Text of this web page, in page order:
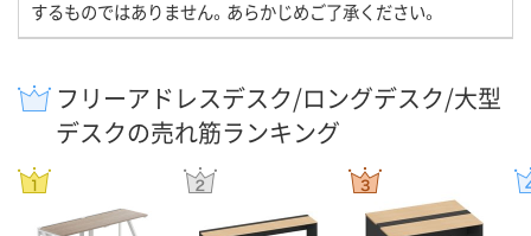
するものではありません。あらかじめご了承ください。
フリーアドレスデスク/ロングデスク/大型
デスクの売れ筋ランキング